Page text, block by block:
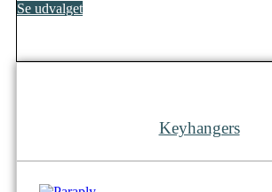
Se udvalget
Keyhangers